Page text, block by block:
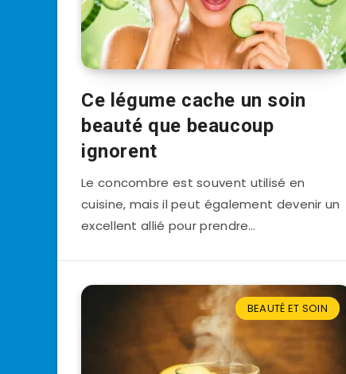
Ce légume cache un soin
beauté que beaucoup
ignorent
Le concombre est souvent utilisé en
cuisine, mais il peut également devenir un
excellent allié pour prendre…
BEAUTÉ ET SOIN